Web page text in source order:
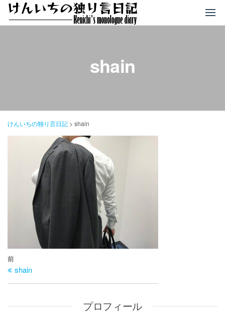
プ
shain
けんいちの独り言日記 > shain
投
稿
ナ
ゲ
過
去
の
稿
前
shain
プロフィール